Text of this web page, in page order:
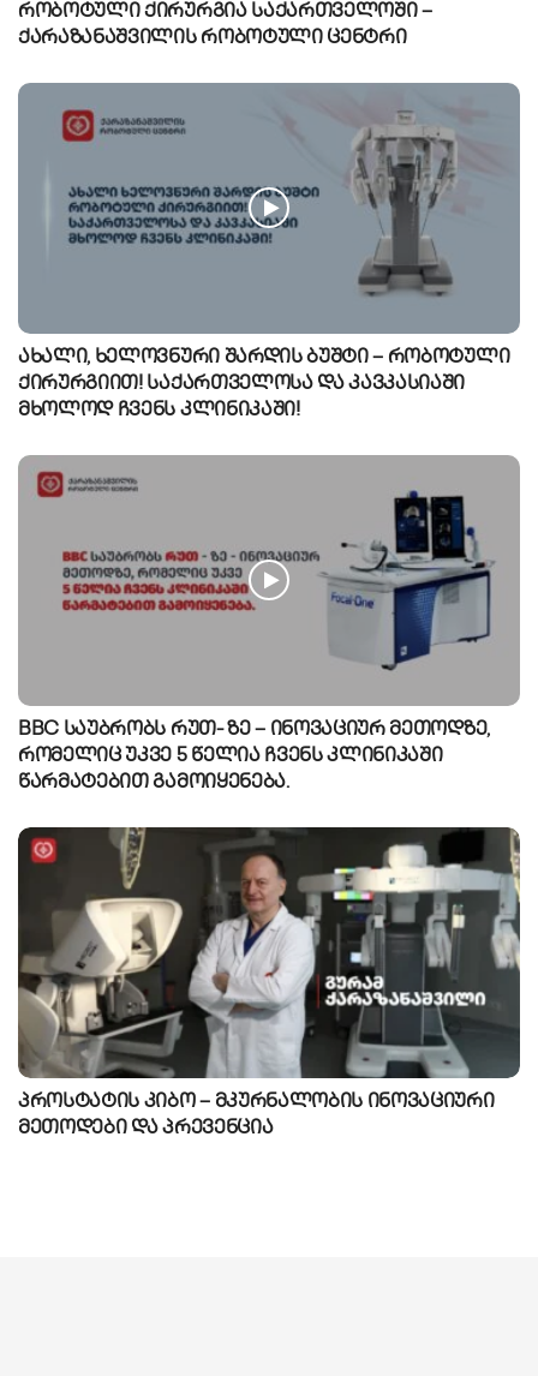
რობოტული ქირურგია საქართველოში –
ქარაზანაშვილის რობოტული ცენტრი
ახალი, ხელოვნური შარდის ბუშტი – რობოტული
ქირურგიით! საქართველოსა და კავკასიაში
მხოლოდ ჩვენს კლინიკაში!
BBC საუბრობს რუთ- ზე – ინოვაციურ მეთოდზე,
რომელიც უკვე 5 წელია ჩვენს კლინიკაში
წარმატებით გამოიყენება.
პროსტატის კიბო – მკურნალობის ინოვაციური
მეთოდები და პრევენცია